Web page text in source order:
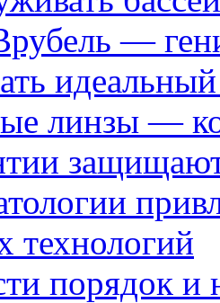
—
линзы —
технологий
порядок и